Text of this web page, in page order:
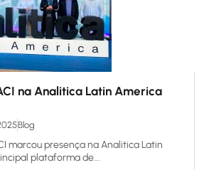
na Analitica Latin America
Blog
marcou presença na Analitica Latin
plataforma de...